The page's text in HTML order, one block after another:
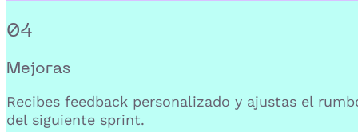
04
Mejoras
Recibes feedback personalizado y ajustas el
del siguiente sprint.